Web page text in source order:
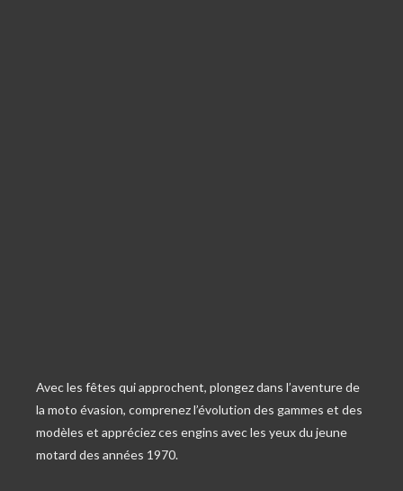
Avec les fêtes qui approchent, plongez dans l’aventure de
la moto évasion, comprenez l’évolution des gammes et des
modèles et appréciez ces engins avec les yeux du jeune
motard des années 1970.